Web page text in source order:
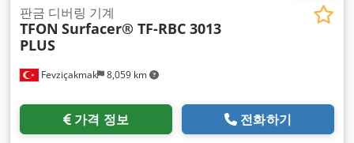
Fevziçakmak 8,059 km
판금 디버링 기계
TFON Surfacer® TF-RBC 3013
PLUS
가격 정보 전화하기